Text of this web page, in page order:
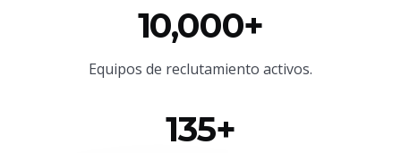
10,000+
Equipos de reclutamiento activos.
135+